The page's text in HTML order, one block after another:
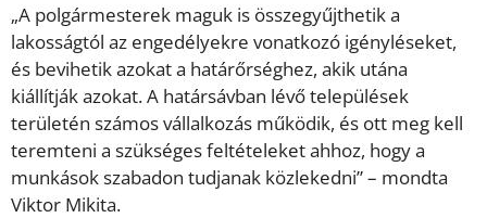
„A polgármesterek maguk is összegyűjthetik a
lakosságtól az engedélyekre vonatkozó igényléseket,
és bevihetik azokat a határőrséghez, akik utána
kiállítják azokat. A határsávban lévő települések
területén számos vállalkozás működik, és ott meg kell
teremteni a szükséges feltételeket ahhoz, hogy a
munkások szabadon tudjanak közlekedni” – mondta
Viktor Mikita.